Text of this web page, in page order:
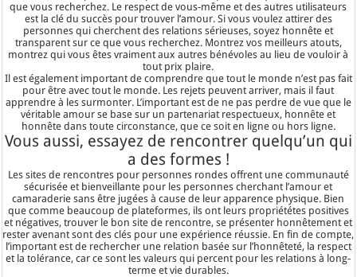
que vous recherchez. Le respect de vous-même et des autres utilisateurs
est la clé du succès pour trouver l’amour. Si vous voulez attirer des
personnes qui cherchent des relations sérieuses, soyez honnête et
transparent sur ce que vous recherchez. Montrez vos meilleurs atouts,
montrez qui vous êtes vraiment aux autres bénévoles au lieu de vouloir à
tout prix plaire.
Il est également important de comprendre que tout le monde n’est pas fait
pour être avec tout le monde. Les rejets peuvent arriver, mais il faut
apprendre à les surmonter. L’important est de ne pas perdre de vue que le
véritable amour se base sur un partenariat respectueux, honnête et
honnête dans toute circonstance, que ce soit en ligne ou hors ligne.
Vous aussi, essayez de rencontrer quelqu’un qui
a des formes !
Les sites de rencontres pour personnes rondes offrent une communauté
sécurisée et bienveillante pour les personnes cherchant l’amour et
camaraderie sans être jugées à cause de leur apparence physique. Bien
que comme beaucoup de plateformes, ils ont leurs propriététes positives
et négatives, trouver le bon site de rencontre, se présenter honnêtement et
rester avenant sont des clés pour une expérience réussie. En fin de compte,
l’important est de rechercher une relation basée sur l’honnêteté, la respect
et la tolérance, car ce sont les valeurs qui percent pour les relations à long-
terme et vie durables.